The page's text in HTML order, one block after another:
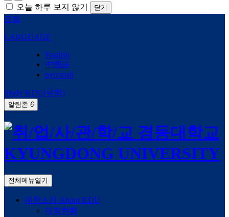
오늘 하루 보지 않기 닫기
포털
LANGUAGE
English
中國語
русский
Study KDU(유학)
알림존 6
전체메뉴열기
대학소개 About KDU
대학현황